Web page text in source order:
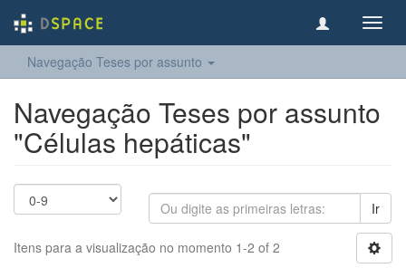
Navegação Teses por assunto
Navegação Teses por assunto
"Células hepáticas"
Ir
Itens para a visualização no momento 1-2 of 2